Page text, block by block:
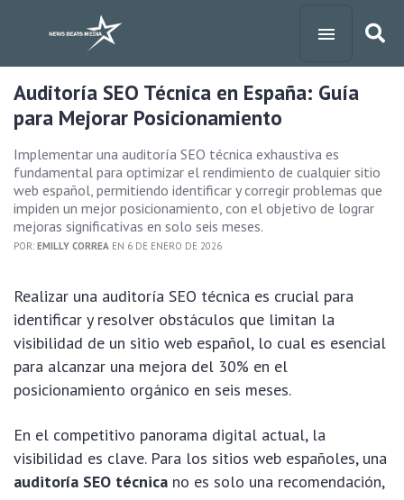
Auditoría SEO Técnica en España: Guía
para Mejorar Posicionamiento
Implementar una auditoría SEO técnica exhaustiva es
fundamental para optimizar el rendimiento de cualquier sitio
web español, permitiendo identificar y corregir problemas que
impiden un mejor posicionamiento, con el objetivo de lograr
mejoras significativas en solo seis meses.
POR: EMILLY CORREA EN 6 DE ENERO DE 2026
Realizar una auditoría SEO técnica es crucial para
identificar y resolver obstáculos que limitan la
visibilidad de un sitio web español, lo cual es esencial
para alcanzar una mejora del 30% en el
posicionamiento orgánico en seis meses.
En el competitivo panorama digital actual, la
visibilidad es clave. Para los sitios web españoles, una
auditoría SEO técnica no es solo una recomendación,